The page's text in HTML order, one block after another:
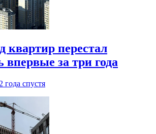
квартир перестал
впервые за три года
2 года спустя